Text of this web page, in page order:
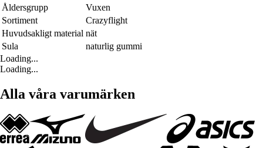
Åldersgrupp
Vuxen
Sortiment
Crazyflight
Huvudsakligt material nät
Sula
naturlig gummi
Loading...
Loading...
Alla våra varumärken